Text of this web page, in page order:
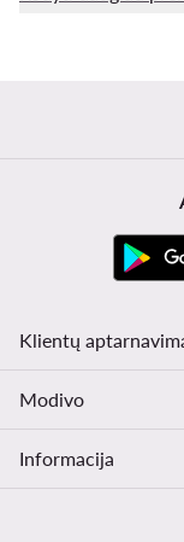
Klientų
Modivo
Informacija